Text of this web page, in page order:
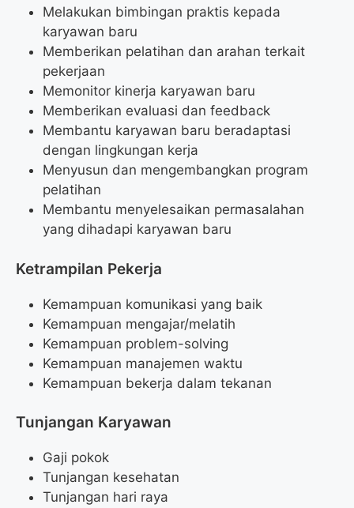
Melakukan bimbingan praktis kepada
karyawan baru
Memberikan pelatihan dan arahan terkait
pekerjaan
Memonitor kinerja karyawan baru
Memberikan evaluasi dan feedback
Membantu karyawan baru beradaptasi
dengan lingkungan kerja
Menyusun dan mengembangkan program
pelatihan
Membantu menyelesaikan permasalahan
yang dihadapi karyawan baru
Ketrampilan Pekerja
Kemampuan komunikasi yang baik
Kemampuan mengajar/melatih
Kemampuan problem-solving
Kemampuan manajemen waktu
Kemampuan bekerja dalam tekanan
Tunjangan Karyawan
Gaji pokok
Tunjangan kesehatan
Tunjangan hari raya